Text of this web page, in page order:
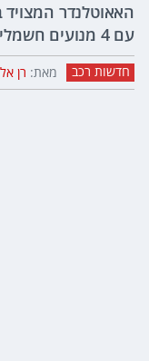
האאוטלנדר
עם 4 מנועים חשמליים.
חדשות רכב מאת: רן